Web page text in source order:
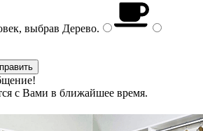
выбрав Дерево.
с Вами в ближайшее время.